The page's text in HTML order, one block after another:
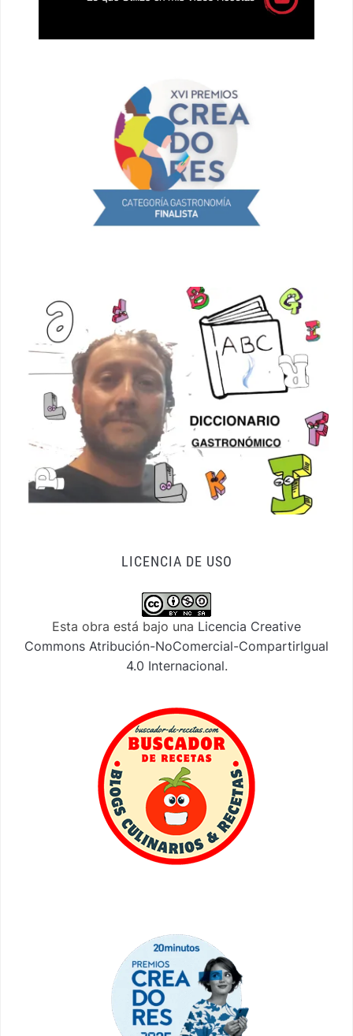
LICENCIA DE USO
Esta obra está bajo una Licencia Creative
Commons Atribución-NoComercial-CompartirIgual
4.0 Internacional.